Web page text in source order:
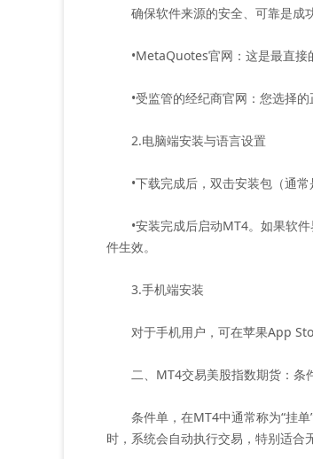
确保软件来源的安全、可靠是成功
•MetaQuotes官网：这是最直接的
•受监管的经纪商官网：您选择的
2.电脑端安装与语言设置
•下载完成后，双击安装包（通常
•安装完成后启动MT4。如果软件
件生效。
3.手机端安装
对于手机用户，可在苹果App
二、MT4交易美股指数期货：条
条件单，在MT4中通常称为“挂单”
时，系统会自动执行交易，特别适合